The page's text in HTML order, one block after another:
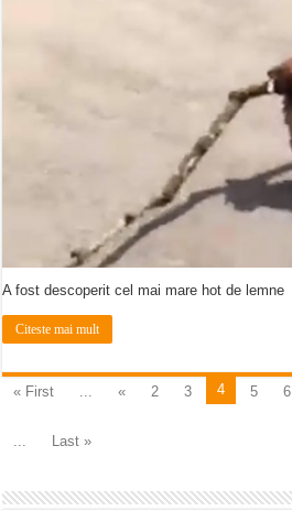
A fost descoperit cel mai mare hot de lemne
Citeste mai mult
« First « 2 3 4 5 6
Last »